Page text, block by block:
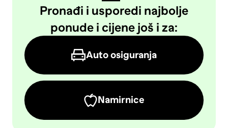
Pronađi i usporedi najbolje
ponude i cijene još i za:
Auto osiguranja
Namirnice